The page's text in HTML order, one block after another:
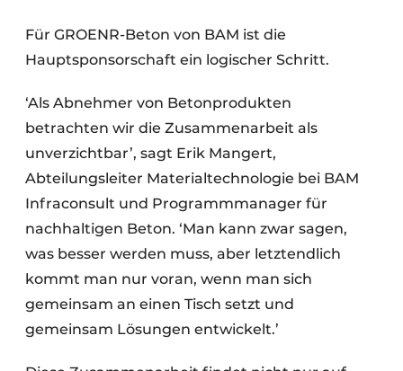
Für GROENR-Beton von BAM ist die
Hauptsponsorschaft ein logischer Schritt.
‘Als Abnehmer von Betonprodukten
betrachten wir die Zusammenarbeit als
unverzichtbar’, sagt Erik Mangert,
Abteilungsleiter Materialtechnologie bei BAM
Infraconsult und Programmmanager für
nachhaltigen Beton. ‘Man kann zwar sagen,
was besser werden muss, aber letztendlich
kommt man nur voran, wenn man sich
gemeinsam an einen Tisch setzt und
gemeinsam Lösungen entwickelt.’